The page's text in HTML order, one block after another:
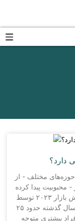
دارد؟
مختلف - از
محبوبیت پیدا کرده
است؟ من به گزارش بازار ۲۰۲۳ توسط Statista برخوردم و نشان
داد که تقاضا برای این سبدهای جذاب فقط در سال گذشته حدود ۲۵
بیشتری متوجه